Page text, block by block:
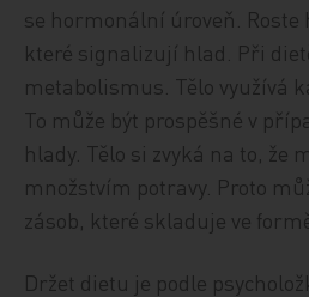
se hormonální úroveň.
které signalizují hlad. Při
metabolismus. Tělo využívá
To může být prospěšné v
hlady. Tělo si zvyká na to, že
množstvím potravy. Proto
zásob, které skladuje ve
Držet dietu je podle